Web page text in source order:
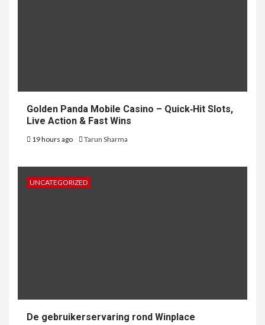
Golden Panda Mobile Casino – Quick‑Hit Slots,
Live Action & Fast Wins
19 hours ago Tarun Sharma
UNCATEGORIZED
De gebruikerservaring rond Winplace